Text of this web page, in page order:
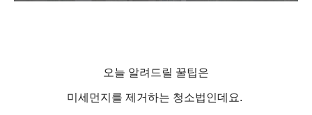
오늘 알려드릴 꿀팁은
미세먼지를 제거하는 청소법인데요.